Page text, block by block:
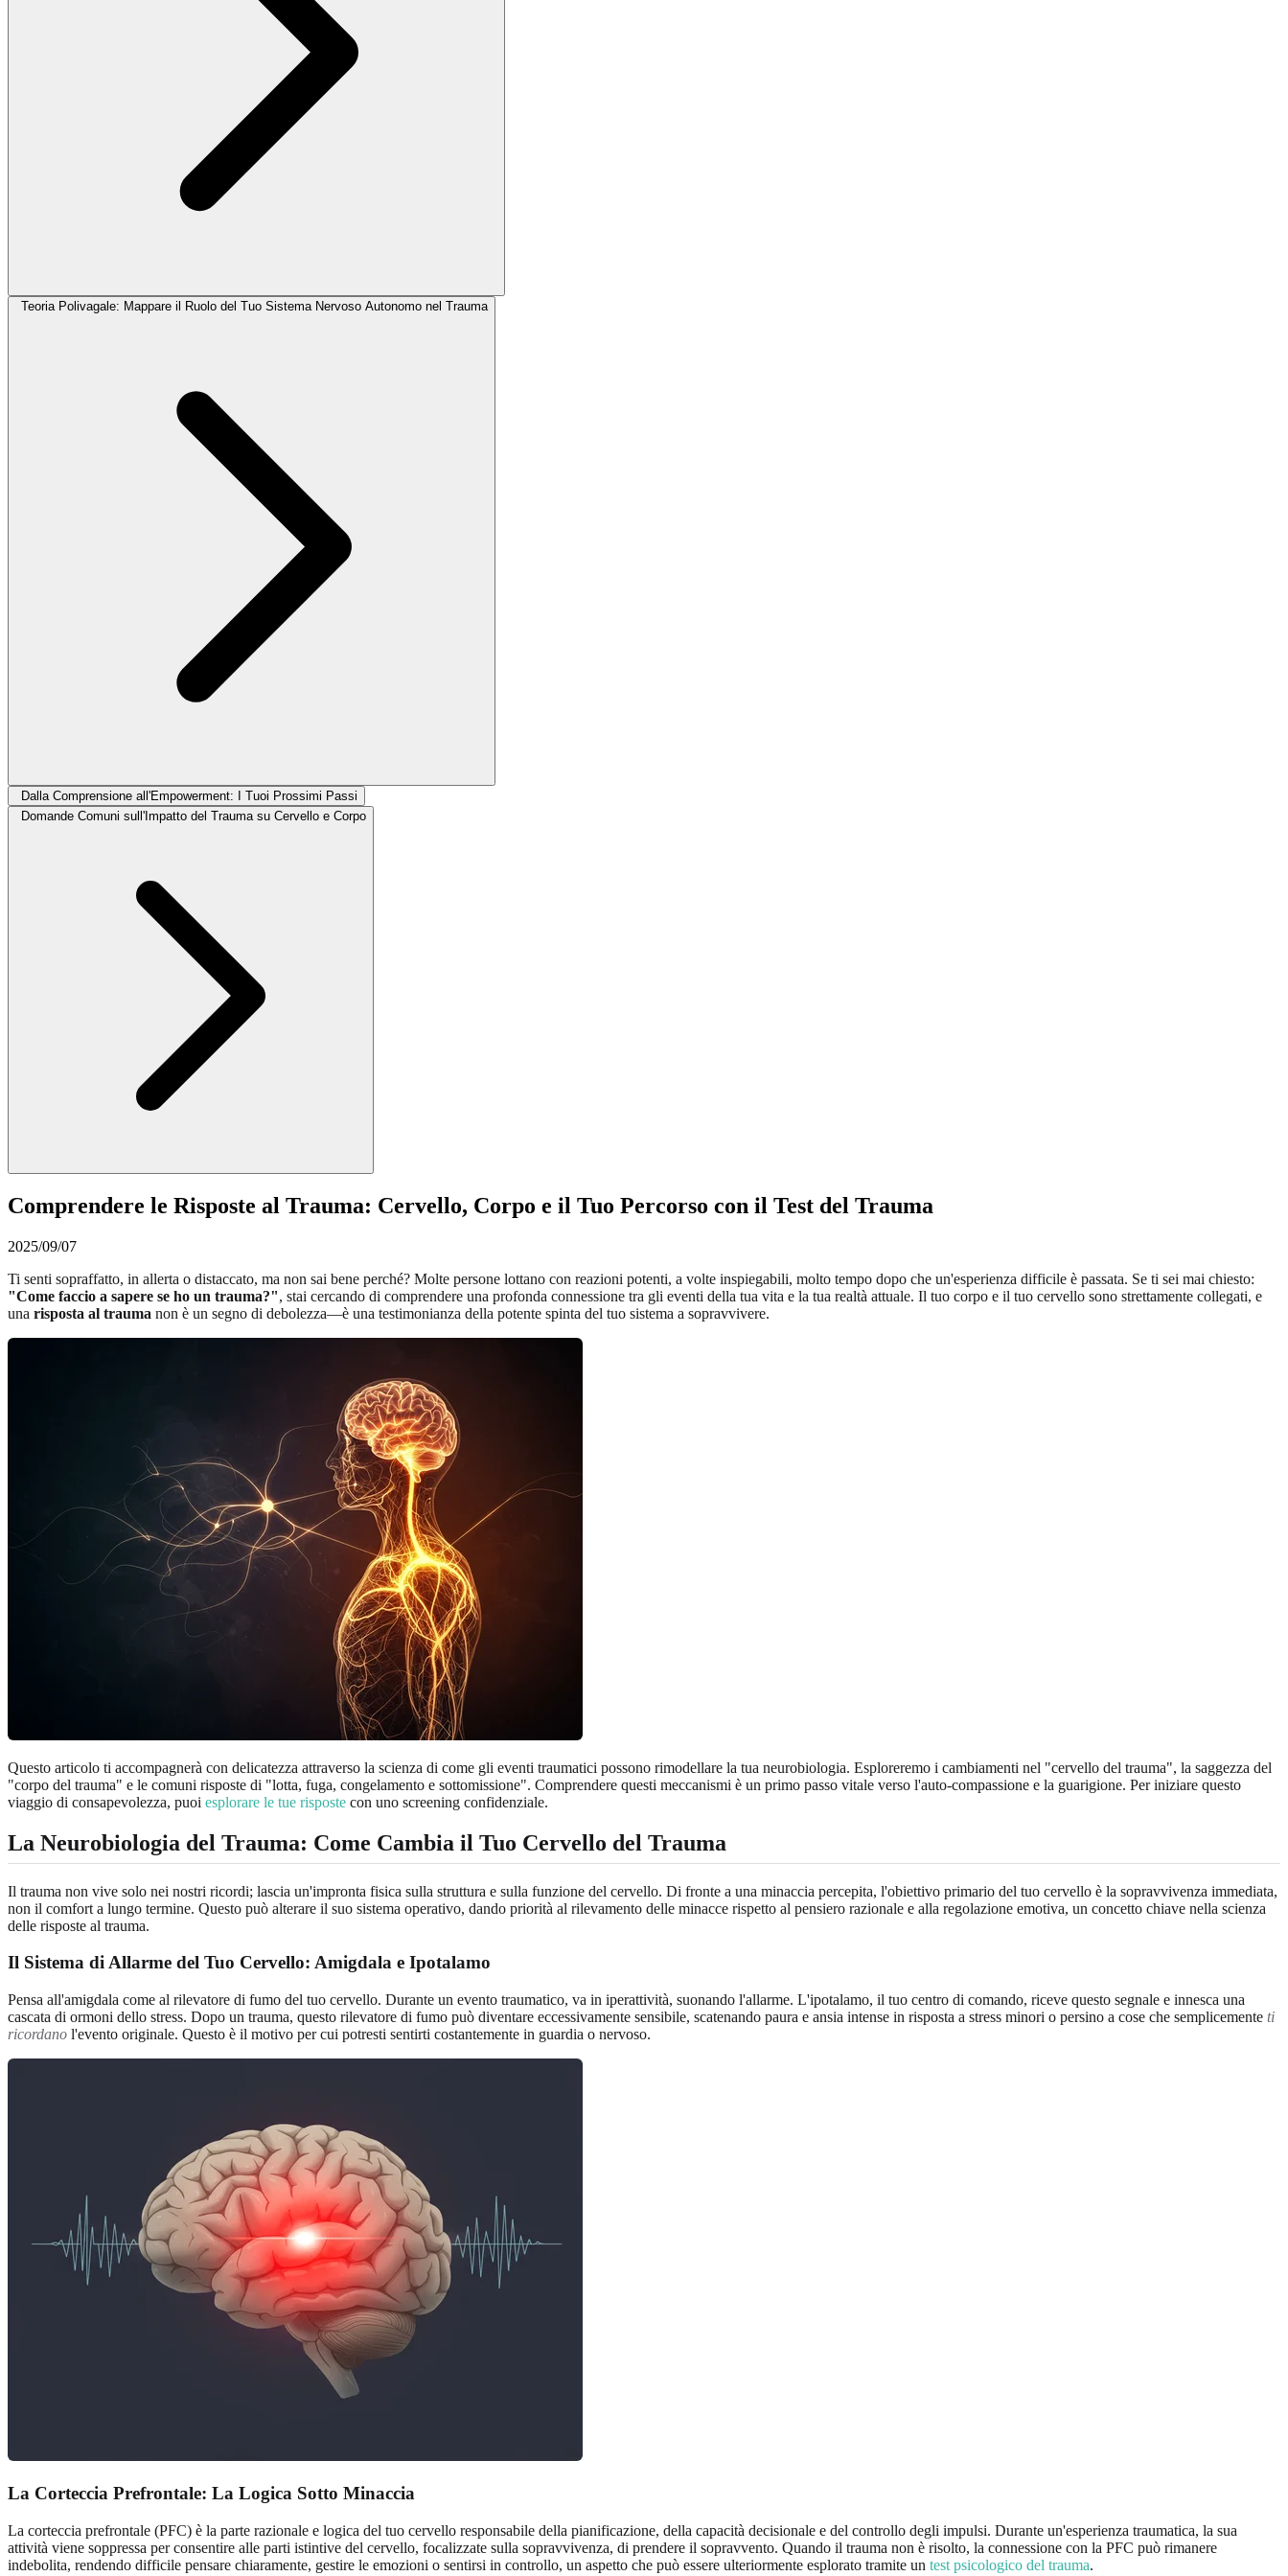
Teoria Polivagale: Mappare il Ruolo del Tuo Sistema Nervoso Autonomo nel Trauma
Dalla Comprensione all'Empowerment: I Tuoi Prossimi Passi
Domande Comuni sull'Impatto del Trauma su Cervello e Corpo
Comprendere le Risposte al Trauma: Cervello, Corpo e il Tuo Percorso con il Test del Trauma
2025/09/07
Ti senti sopraffatto, in allerta o distaccato, ma non sai bene perché? Molte persone lottano con reazioni potenti, a volte inspiegabili, molto tempo dopo che un'esperienza difficile è passata. Se ti sei mai chiesto:
"Come faccio a sapere se ho un trauma?", stai cercando di comprendere una profonda connessione tra gli eventi della tua vita e la tua realtà attuale. Il tuo corpo e il tuo cervello sono strettamente collegati, e
una risposta al trauma non è un segno di debolezza—è una testimonianza della potente spinta del tuo sistema a sopravvivere.
Questo articolo ti accompagnerà con delicatezza attraverso la scienza di come gli eventi traumatici possono rimodellare la tua neurobiologia. Esploreremo i cambiamenti nel "cervello del trauma", la saggezza del
"corpo del trauma" e le comuni risposte di "lotta, fuga, congelamento e sottomissione". Comprendere questi meccanismi è un primo passo vitale verso l'auto-compassione e la guarigione. Per iniziare questo
viaggio di consapevolezza, puoi esplorare le tue risposte con uno screening confidenziale.
La Neurobiologia del Trauma: Come Cambia il Tuo Cervello del Trauma
Il trauma non vive solo nei nostri ricordi; lascia un'impronta fisica sulla struttura e sulla funzione del cervello. Di fronte a una minaccia percepita, l'obiettivo primario del tuo cervello è la sopravvivenza immediata,
non il comfort a lungo termine. Questo può alterare il suo sistema operativo, dando priorità al rilevamento delle minacce rispetto al pensiero razionale e alla regolazione emotiva, un concetto chiave nella scienza
delle risposte al trauma.
Il Sistema di Allarme del Tuo Cervello: Amigdala e Ipotalamo
Pensa all'amigdala come al rilevatore di fumo del tuo cervello. Durante un evento traumatico, va in iperattività, suonando l'allarme. L'ipotalamo, il tuo centro di comando, riceve questo segnale e innesca una
cascata di ormoni dello stress. Dopo un trauma, questo rilevatore di fumo può diventare eccessivamente sensibile, scatenando paura e ansia intense in risposta a stress minori o persino a cose che semplicemente ti
ricordano l'evento originale. Questo è il motivo per cui potresti sentirti costantemente in guardia o nervoso.
La Corteccia Prefrontale: La Logica Sotto Minaccia
La corteccia prefrontale (PFC) è la parte razionale e logica del tuo cervello responsabile della pianificazione, della capacità decisionale e del controllo degli impulsi. Durante un'esperienza traumatica, la sua
attività viene soppressa per consentire alle parti istintive del cervello, focalizzate sulla sopravvivenza, di prendere il sopravvento. Quando il trauma non è risolto, la connessione con la PFC può rimanere
indebolita, rendendo difficile pensare chiaramente, gestire le emozioni o sentirsi in controllo, un aspetto che può essere ulteriormente esplorato tramite un test psicologico del trauma.